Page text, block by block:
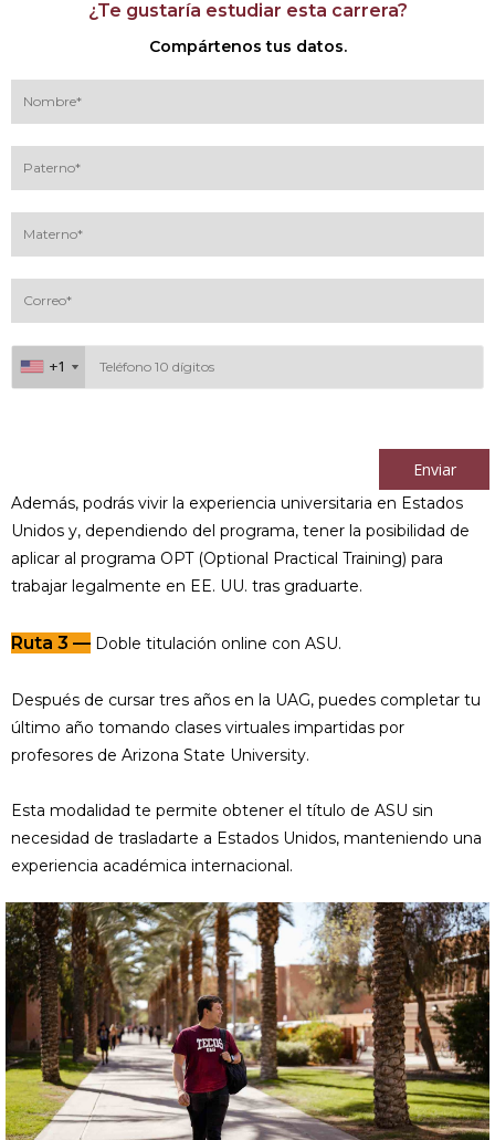
¿Te gustaría estudiar esta carrera?
Compártenos tus datos.
+1
+1
Enviar
Además, podrás vivir la experiencia universitaria en Estados
Unidos y, dependiendo del programa, tener la posibilidad de
aplicar al programa OPT (Optional Practical Training) para
trabajar legalmente en EE. UU. tras graduarte.
Ruta 3 — Doble titulación online con ASU.
Después de cursar tres años en la UAG, puedes completar tu
último año tomando clases virtuales impartidas por
profesores de Arizona State University.
Esta modalidad te permite obtener el título de ASU sin
necesidad de trasladarte a Estados Unidos, manteniendo una
experiencia académica internacional.